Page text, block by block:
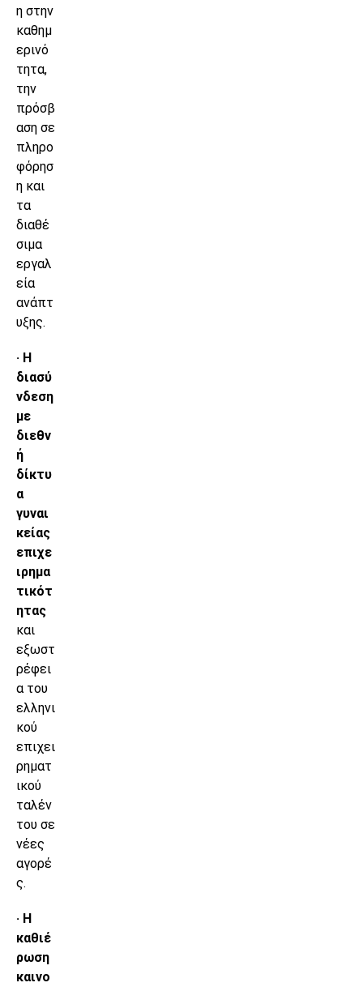
η στην
καθημ
ερινό
τητα,
την
πρόσβ
αση σε
πληρο
φόρησ
η και
τα
διαθέ
σιμα
εργαλ
εία
ανάπτ
υξης.
· Η
διασύ
νδεση
με
διεθν
ή
δίκτυ
α
γυναι
κείας
επιχε
ιρημα
τικότ
ητας
και
εξωστ
ρέφει
α του
ελληνι
κού
επιχει
ρηματ
ικού
ταλέν
του σε
νέες
αγορέ
ς.
· Η
καθιέ
ρωση
καινο